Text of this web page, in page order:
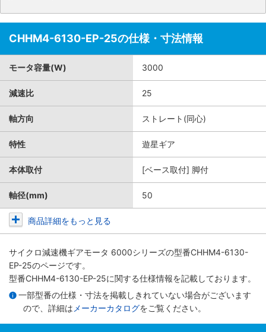
CHHM4-6130-EP-25の仕様・寸法情報
モータ容量(W) 3000
減速比 25
軸方向 ストレート(同心)
特性 遊星ギア
本体取付 [ベース取付] 脚付
軸径(mm) 50
商品詳細をもっと見る
サイクロ減速機ギアモータ 6000シリーズの型番CHHM4-6130-
EP-25のページです。
型番CHHM4-6130-EP-25に関する仕様情報を記載しております。
一部型番の仕様・寸法を掲載しきれていない場合がございます
ので、詳細は メーカーカタログをご覧ください。